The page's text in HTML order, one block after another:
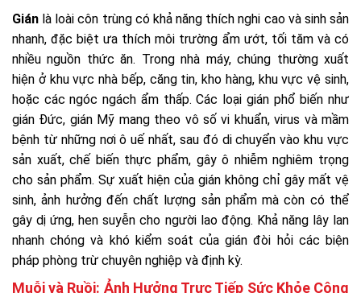
Gián là loài côn trùng có khả năng thích nghi cao và sinh sản
nhanh, đặc biệt ưa thích môi trường ẩm ướt, tối tăm và có
nhiều nguồn thức ăn. Trong nhà máy, chúng thường xuất
hiện ở khu vực nhà bếp, căng tin, kho hàng, khu vực vệ sinh,
hoặc các ngóc ngách ẩm thấp. Các loại gián phổ biến như
gián Đức, gián Mỹ mang theo vô số vi khuẩn, virus và mầm
bệnh từ những nơi ô uế nhất, sau đó di chuyển vào khu vực
sản xuất, chế biến thực phẩm, gây ô nhiễm nghiêm trọng
cho sản phẩm. Sự xuất hiện của gián không chỉ gây mất vệ
sinh, ảnh hưởng đến chất lượng sản phẩm mà còn có thể
gây dị ứng, hen suyễn cho người lao động. Khả năng lây lan
nhanh chóng và khó kiểm soát của gián đòi hỏi các biện
pháp phòng trừ chuyên nghiệp và định kỳ.
Muỗi và Ruồi: Ảnh Hưởng Trực Tiếp Sức Khỏe Công